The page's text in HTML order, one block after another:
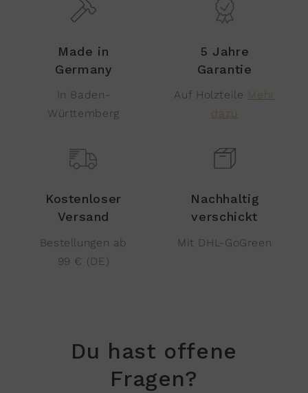
Made in
Germany
In Baden-
Württemberg
5 Jahre
Garantie
Auf Holzteile Mehr
dazu
Kostenloser
Versand
Bestellungen ab
99 € (DE)
Nachhaltig
verschickt
Mit DHL-GoGreen
Du hast offene
Fragen?